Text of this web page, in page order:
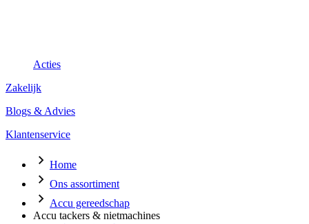
Acties
Zakelijk
Blogs & Advies
Klantenservice
Home
Ons assortiment
Accu gereedschap
Accu tackers & nietmachines